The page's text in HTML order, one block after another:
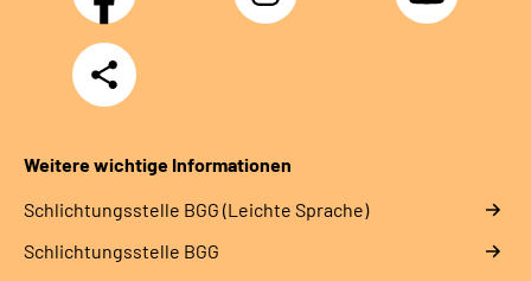
Teilen
Weitere wichtige Informationen
Schlich­tungs­stel­le BGG (Leichte Sprache)
Schlich­tungs­stel­le BGG